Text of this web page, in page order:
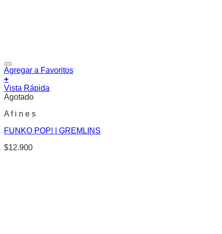
Agregar a Favoritos
+
Vista Rápida
Agotado
A f i n e s
FUNKO POP! | GREMLINS
$12.900